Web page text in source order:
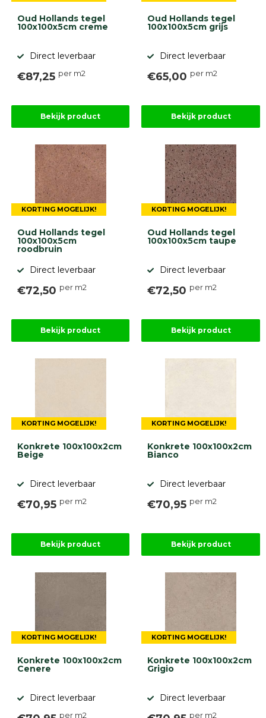
Oud Hollands tegel
100x100x5cm creme
Direct leverbaar
€87,25 per m2
Bekijk product
Oud Hollands tegel
100x100x5cm grijs
Direct leverbaar
€65,00 per m2
Bekijk product
KORTING MOGELIJK!
Oud Hollands tegel
100x100x5cm
roodbruin
Direct leverbaar
€72,50 per m2
Bekijk product
KORTING MOGELIJK!
Oud Hollands tegel
100x100x5cm taupe
Direct leverbaar
€72,50 per m2
Bekijk product
KORTING MOGELIJK!
Konkrete 100x100x2cm
Beige
Direct leverbaar
€70,95 per m2
Bekijk product
KORTING MOGELIJK!
Konkrete 100x100x2cm
Bianco
Direct leverbaar
€70,95 per m2
Bekijk product
KORTING MOGELIJK!
Konkrete 100x100x2cm
Cenere
Direct leverbaar
per m2
KORTING MOGELIJK!
Konkrete 100x100x2cm
Grigio
Direct leverbaar
per m2